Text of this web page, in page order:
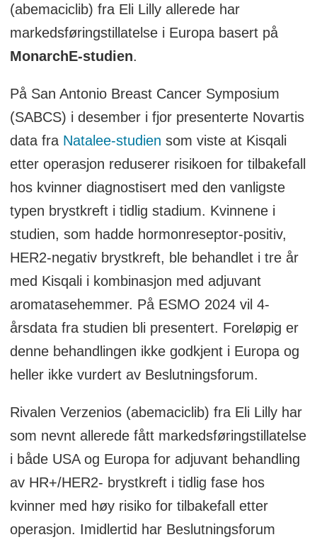
(abemaciclib) fra Eli Lilly allerede har
markedsføringstillatelse i Europa basert på
MonarchE-studien.
På San Antonio Breast Cancer Symposium
(SABCS) i desember i fjor presenterte Novartis
data fra Natalee-studien som viste at Kisqali
etter operasjon reduserer risikoen for tilbakefall
hos kvinner diagnostisert med den vanligste
typen brystkreft i tidlig stadium. Kvinnene i
studien, som hadde hormonreseptor-positiv,
HER2-negativ brystkreft, ble behandlet i tre år
med Kisqali i kombinasjon med adjuvant
aromatasehemmer. På ESMO 2024 vil 4-
årsdata fra studien bli presentert. Foreløpig er
denne behandlingen ikke godkjent i Europa og
heller ikke vurdert av Beslutningsforum.
Rivalen Verzenios (abemaciclib) fra Eli Lilly har
som nevnt allerede fått markedsføringstillatelse
i både USA og Europa for adjuvant behandling
av HR+/HER2- brystkreft i tidlig fase hos
kvinner med høy risiko for tilbakefall etter
operasjon. Imidlertid har Beslutningsforum